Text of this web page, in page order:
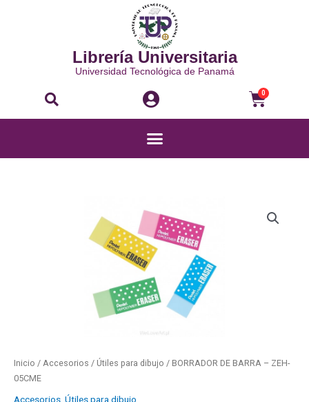
Librería Universitaria
Universidad Tecnológica de Panamá
Buscar 0
Menú
Inicio / Accesorios / Útiles para dibujo / BORRADOR DE BARRA – ZEH-
05CME
Accesorios Útiles para dibujo